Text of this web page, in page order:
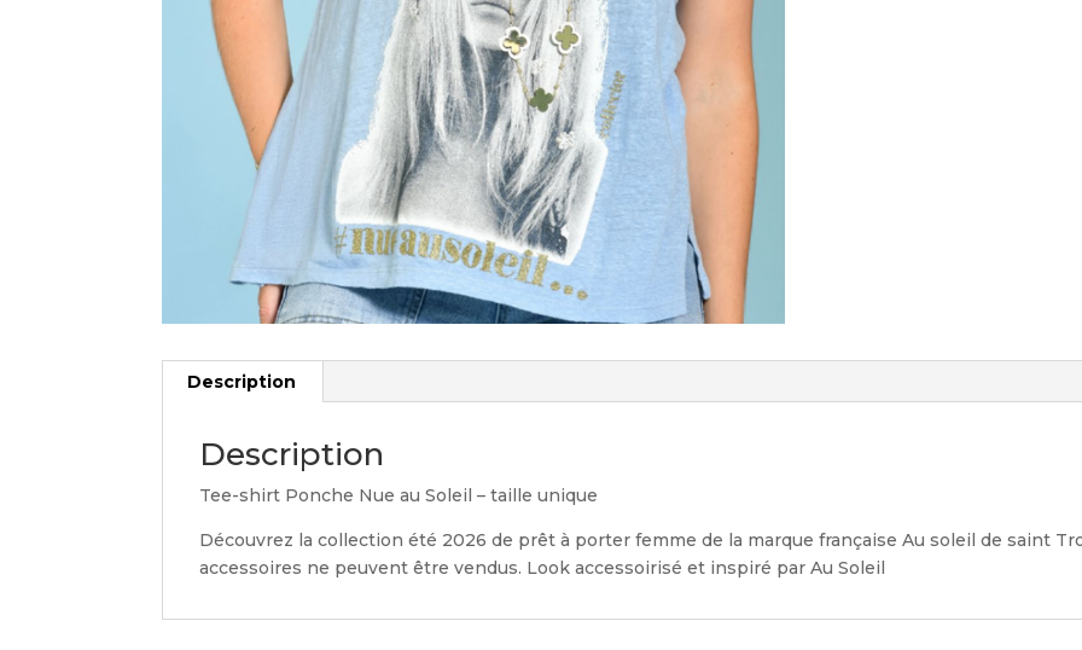
Description
Description
Tee-shirt Ponche Nue au Soleil – taille unique
Découvrez la collection été 2026 de prêt à porter femme de la marque française Au soleil de saint
accessoires ne peuvent être vendus. Look accessoirisé et inspiré par Au Soleil